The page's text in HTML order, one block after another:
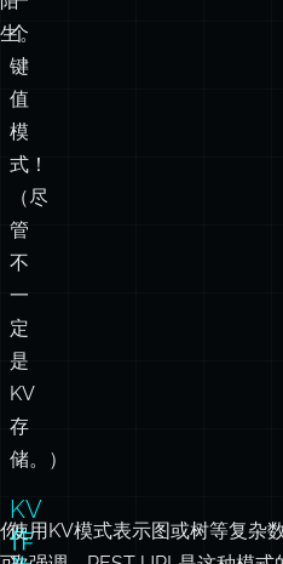
模
式！
（尽
管
不
一
定
是
KV
储。）
你
可
已
经
KV
作
为
图
和
树？
使用KV模式表示图或树等复杂
次强调，REST URL是这种模式